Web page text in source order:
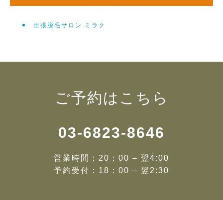
出張脱毛サロン ミラク
ご予約はこちら
03-6823-8646
営業時間：20：00 – 翌4:00
予約受付：18：00 – 翌2:30